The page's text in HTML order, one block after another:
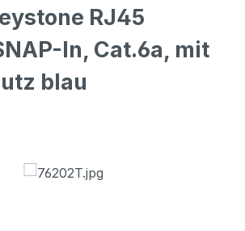
RJ45
In, Cat.6a, mit
blau